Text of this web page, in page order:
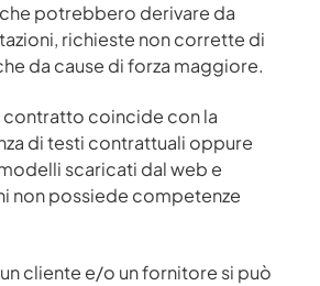
potrebbero derivare da
richieste non corrette di
da cause di forza maggiore.
coincide con la
di testi contrattuali oppure
scaricati dal web e
non possiede competenze
cliente e/o un fornitore si può